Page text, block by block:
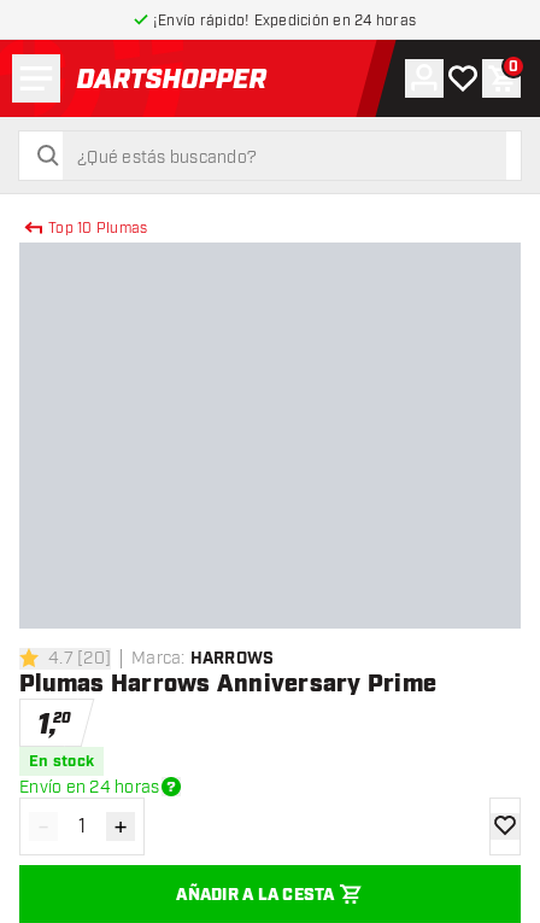
¡Envío rápido! Expedición en 24 horas
volver a la página de inicio
buscar
buscar
Cuenta
Mi lista de
0
Top 10 Plumas
4.7 estrellas de puntuación
4.7 [20] Marca: HARROWS
Plumas Harrows Anniversary Prime
1,20
En stock
Envío en 24 horas
Disminuir cantidad
- Aumentar cantidad
+
AÑADIR A LA CESTA